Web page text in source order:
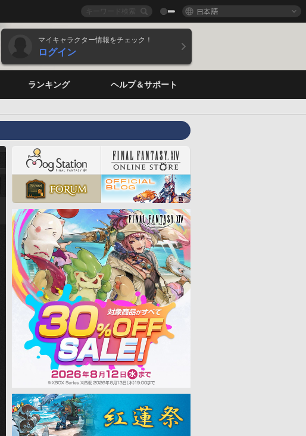
日本語
マイキャラクター情報をチェック！
ログイン
ランキング ヘルプ＆サポート